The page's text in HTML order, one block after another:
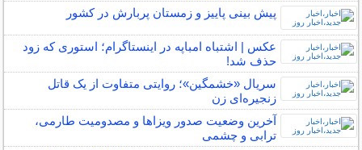
پیش بینی پاییز و زمستان پربارش در کشور
عکس | اشتباه امباپه در اینستاگرام؛ استوری که زود
حذف شد!
سریال «خشمگین»؛ روایتی متفاوت از یک قاتل
زنجیره‌ای زن
آخرین وضعیت صدور ویزاها و مصدومیت طارمی،
ترابی و چشمی